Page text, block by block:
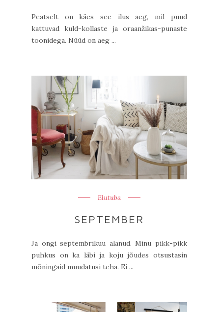
Peatselt on käes see ilus aeg, mil puud
kattuvad kuld-kollaste ja oraanžikas-punaste
toonidega. Nüüd on aeg ...
Elutuba
SEPTEMBER
Ja ongi septembrikuu alanud. Minu pikk-pikk
puhkus on ka läbi ja koju jõudes otsustasin
mõningaid muudatusi teha. Ei ...